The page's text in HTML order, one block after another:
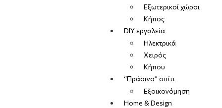
Εξωτερικοί χώροι
Κήπος
DIY εργαλεία
Ηλεκτρικά
Χειρός
Κήπου
“Πράσινο” σπίτι
Εξοικονόμηση
Home & Design